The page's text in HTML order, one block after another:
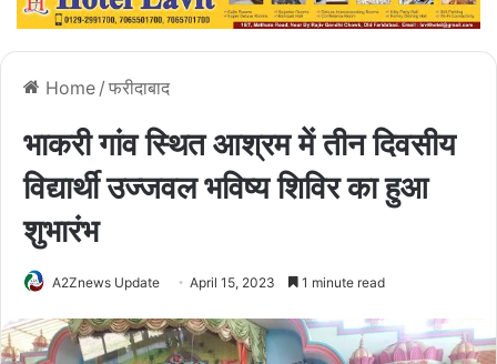
Home / फरीदाबाद
भाकरी गांव स्थित आश्रम में तीन दिवसीय
विद्यार्थी उज्जवल भविष्य शिविर का हुआ
शुभारंभ
A2Znews Update April 15, 2023 1 minute read